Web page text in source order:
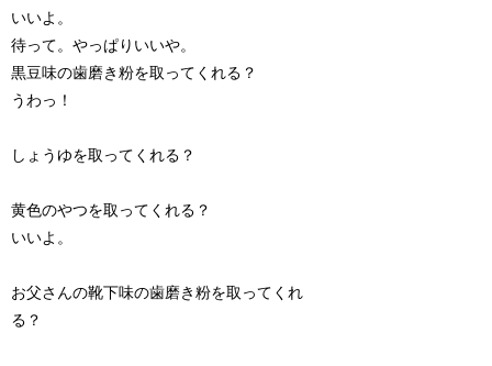
いいよ。
待って。やっぱりいいや。
黒豆味の歯磨き粉を取ってくれる？
うわっ！
しょうゆを取ってくれる？
黄色のやつを取ってくれる？
いいよ。
お父さんの靴下味の歯磨き粉を取ってくれ
る？